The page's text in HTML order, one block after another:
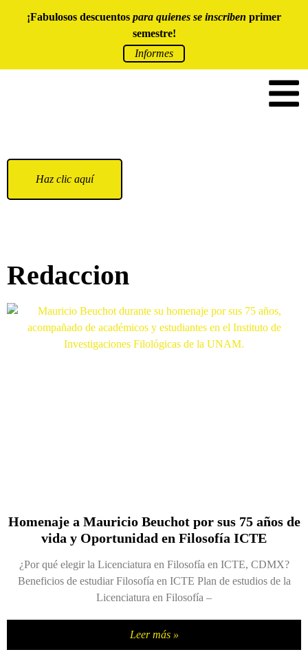
¡Fabulosos descuentos para quienes se inscriben primer
semestre!
Informes
Haz clic aquí
Redaccion
Homenaje a Mauricio Beuchot por sus 75 años de
vida y Oportunidad en Filosofía ICTE
¿Por qué elegir la Licenciatura en Filosofía en ICTE, CDMX?
Beneficios de estudiar Filosofía en ICTE Plan de estudios de la
Licenciatura en Filosofía –
Leer más »